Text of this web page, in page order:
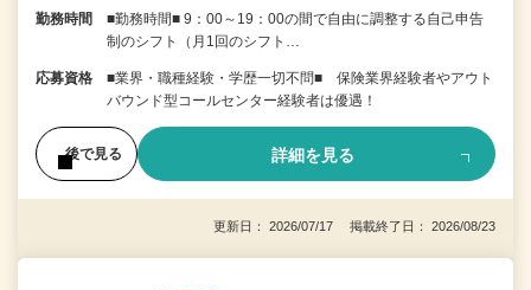
勤務時間
■勤務時間■ 9：00～19：00の間で自由に調整する自己申告
制のシフト（月1回のシフト…
応募資格
■業界・職種経験・学歴一切不問■ 保険業界経験者やアウト
バウンド型コールセンター経験者は優遇！
後で見る 詳細を見る
更新日： 2026/07/17 掲載終了日： 2026/08/23